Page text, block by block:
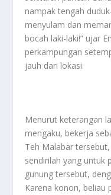
nampak tengah
menyulam dan
bocah laki-laki!” ujar
perkampungan
jauh dari lokasi.
Menurut keterangan
mengaku, bekerja
Teh Malabar
sendirilah yang untuk
gunung tersebut,
Karena konon, beliau